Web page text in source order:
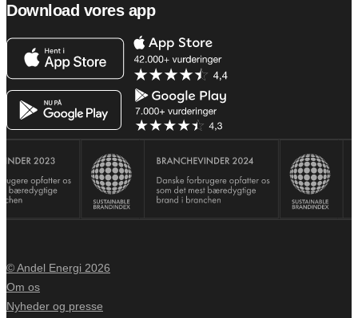
Download vores app
© Andel Energi 2026
Om os
Nyheder og presse